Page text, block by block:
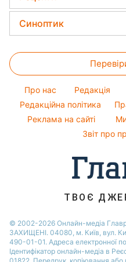
Новини Житомира
Новини Черкаси
Алла Пугачова
Максим Галкін
Настя Каменських
Гарний манікюр
Народні прикмети
Авто
Прання
Грошова допомога
Тарифи
Курс валют
Закуски
Салати
Легкі десерти
Напої
Святкове меню
Синоптик
Погода на сьогодні
Погода на завтра
Пилова буря
Про нас Редакція
Редакційна політика
Реклама на сайті
Звіт про
ТВОЄ
© 2002-2026 Онлайн-медіа
ЗАХИЩЕНІ. 04080, м. Київ, вул.
490-01-01. Адреса електронної
Ідентифікатор онлайн-медіа в